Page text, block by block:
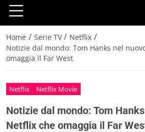
Home / Serie TV / Netflix /
Notizie dal mondo: Tom Hanks nel
omaggia il Far West
Netflix Netflix Movie
Notizie dal mondo: Tom
Netflix che omaggia il Far